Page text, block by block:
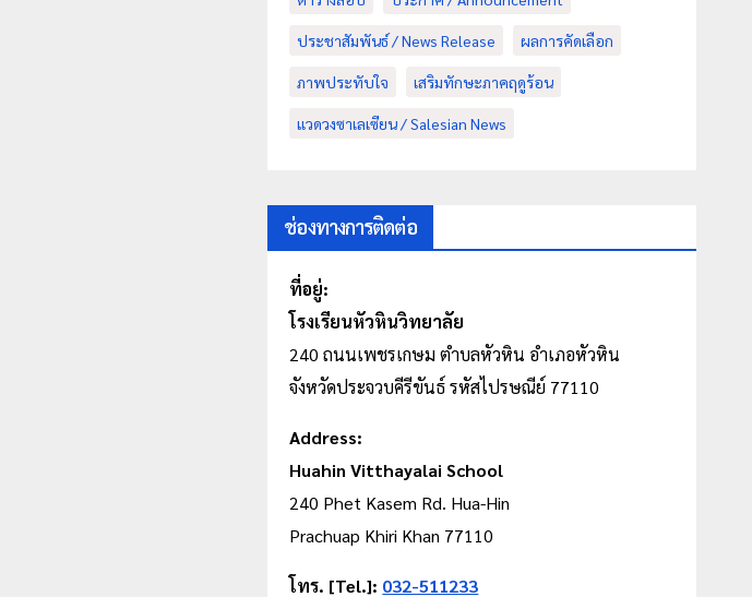
ประชาสัมพันธ์ / News Release ผลการคัดเลือก
ภาพประทับใจ เสริมทักษะภาคฤดูร้อน
แวดวงซาเลเซียน / Salesian News
ช่องทางการติดต่อ
ที่อยู่:
โรงเรียนหัวหินวิทยาลัย
240 ถนนเพชรเกษมตำบลหัวหิน อำเภอหัวหิน
จังหวัดประจวบคีรีขันธ์ รหัสไปรษณีย์ 77110
Address:
Huahin Vitthayalai School
240 Phet Kasem Rd. Hua-Hin
Prachuap Khiri Khan 77110
โทร. [Tel.]: 032-511233